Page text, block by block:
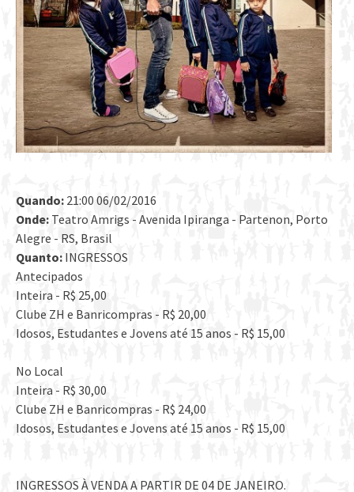
Quando: 21:00 06/02/2016
Onde: Teatro Amrigs - Avenida Ipiranga - Partenon, Porto
Alegre - RS, Brasil
Quanto: INGRESSOS
Antecipados
Inteira - R$ 25,00
Clube ZH e Banricompras - R$ 20,00
Idosos, Estudantes e Jovens até 15 anos - R$ 15,00
No Local
Inteira - R$ 30,00
Clube ZH e Banricompras - R$ 24,00
Idosos, Estudantes e Jovens até 15 anos - R$ 15,00
INGRESSOS À VENDA A PARTIR DE 04 DE JANEIRO.